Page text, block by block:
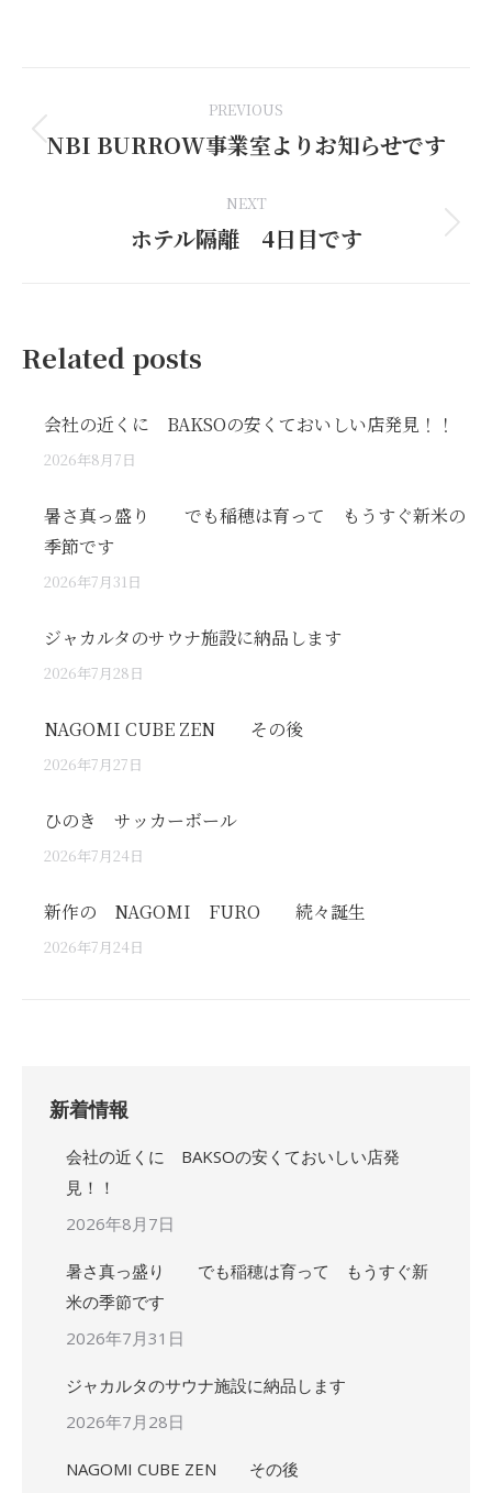
navigation
PREVIOUS
Previous
NBI BURROW事業室よりお知らせです
NEXT
Next
ホテル隔離 4日目です
Related posts
会社の近くに BAKSOの安くておいしい店発見！！
2026年8月7日
暑さ真っ盛り でも稲穂は育って もうすぐ新米の
季節です
2026年7月31日
ジャカルタのサウナ施設に納品します
2026年7月28日
NAGOMI CUBE ZEN その後
2026年7月27日
ひのき サッカーボール
2026年7月24日
新作の NAGOMI FURO 続々誕生
2026年7月24日
新着情報
会社の近くに BAKSOの安くておいしい店発
見！！
2026年8月7日
暑さ真っ盛り でも稲穂は育って もうすぐ新
米の季節です
2026年7月31日
ジャカルタのサウナ施設に納品します
2026年7月28日
NAGOMI CUBE ZEN その後